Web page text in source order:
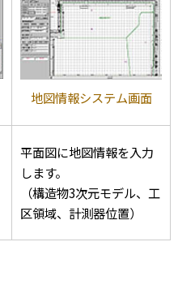
地図情報システム画面
平面図に地図情報を入力
します。
（構造物3次元モデル、工
区領域、計測器位置）